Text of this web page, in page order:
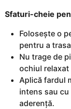
Sfaturi-cheie
Folosește o
pentru a
Nu trage de
ochiul relaxat
Aplică fardul
intens sau
aderență.